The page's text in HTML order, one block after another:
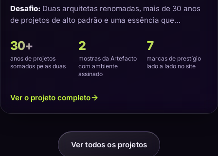
Desafio: Duas arquitetas renomadas, mais de 30 anos
de projetos de alto padrão e uma essência que
30+
anos de projetos
somados pelas duas
2
mostras da Artefacto
com ambiente
assinado
7
marcas de prestígio
lado a lado no site
Ver o projeto completo
Ver todos os projetos